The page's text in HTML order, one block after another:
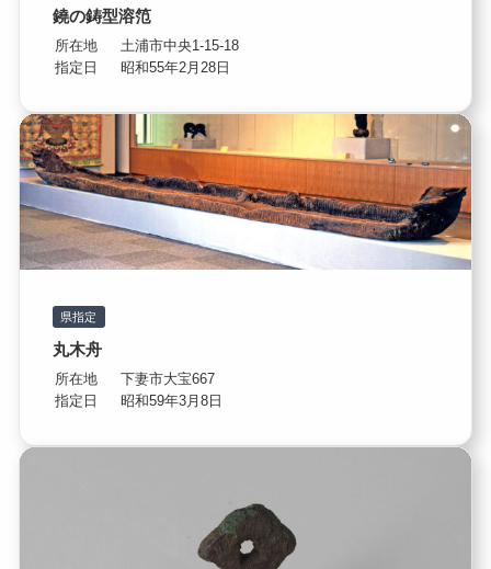
鐃の鋳型溶笵
所在地
土浦市中央1-15-18
指定日
昭和55年2月28日
県指定
丸木舟
所在地
下妻市大宝667
指定日
昭和59年3月8日